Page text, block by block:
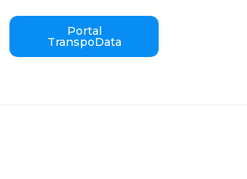
Portal
TranspoData